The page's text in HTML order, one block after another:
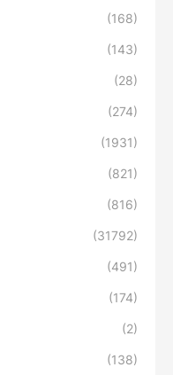
(168)
(143)
(28)
(274)
(1931)
(821)
(816)
(31792)
(491)
(174)
(2)
(138)